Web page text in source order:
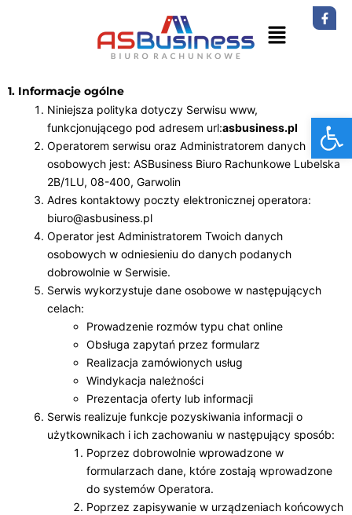
1. Informacje ogólne
Niniejsza polityka dotyczy Serwisu www,
funkcjonującego pod adresem url:asbusiness.pl
Operatorem serwisu oraz Administratorem danych
osobowych jest: ASBusiness Biuro Rachunkowe Lubelska
2B/1LU, 08-400, Garwolin
Adres kontaktowy poczty elektronicznej operatora:
biuro@asbusiness.pl
Operator jest Administratorem Twoich danych
osobowych w odniesieniu do danych podanych
dobrowolnie w Serwisie.
Serwis wykorzystuje dane osobowe w następujących
celach:
Prowadzenie rozmów typu chat online
Obsługa zapytań przez formularz
Realizacja zamówionych usług
Windykacja należności
Prezentacja oferty lub informacji
Serwis realizuje funkcje pozyskiwania informacji o
użytkownikach i ich zachowaniu w następujący sposób:
Poprzez dobrowolnie wprowadzone w
formularzach dane, które zostają wprowadzone
do systemów Operatora.
Poprzez zapisywanie w urządzeniach końcowych